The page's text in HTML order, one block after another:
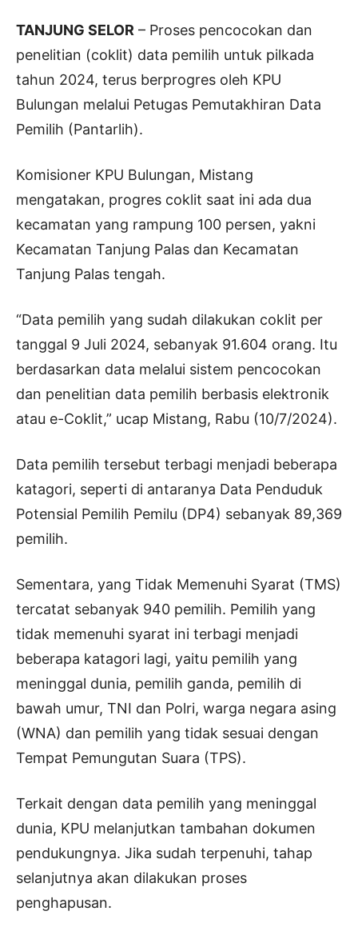
TANJUNG SELOR – Proses pencocokan dan
penelitian (coklit) data pemilih untuk pilkada
tahun 2024, terus berprogres oleh KPU
Bulungan melalui Petugas Pemutakhiran Data
Pemilih (Pantarlih).
Komisioner KPU Bulungan, Mistang
mengatakan, progres coklit saat ini ada dua
kecamatan yang rampung 100 persen, yakni
Kecamatan Tanjung Palas dan Kecamatan
Tanjung Palas tengah.
“Data pemilih yang sudah dilakukan coklit per
tanggal 9 Juli 2024, sebanyak 91.604 orang. Itu
berdasarkan data melalui sistem pencocokan
dan penelitian data pemilih berbasis elektronik
atau e-Coklit,” ucap Mistang, Rabu (10/7/2024).
Data pemilih tersebut terbagi menjadi beberapa
katagori, seperti di antaranya Data Penduduk
Potensial Pemilih Pemilu (DP4) sebanyak 89,369
pemilih.
Sementara, yang Tidak Memenuhi Syarat (TMS)
tercatat sebanyak 940 pemilih. Pemilih yang
tidak memenuhi syarat ini terbagi menjadi
beberapa katagori lagi, yaitu pemilih yang
meninggal dunia, pemilih ganda, pemilih di
bawah umur, TNI dan Polri, warga negara asing
(WNA) dan pemilih yang tidak sesuai dengan
Tempat Pemungutan Suara (TPS).
Terkait dengan data pemilih yang meninggal
dunia, KPU melanjutkan tambahan dokumen
pendukungnya. Jika sudah terpenuhi, tahap
selanjutnya akan dilakukan proses
penghapusan.